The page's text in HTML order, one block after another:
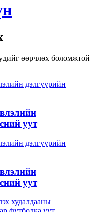
өөрчлөх боломжтой
уут
уут